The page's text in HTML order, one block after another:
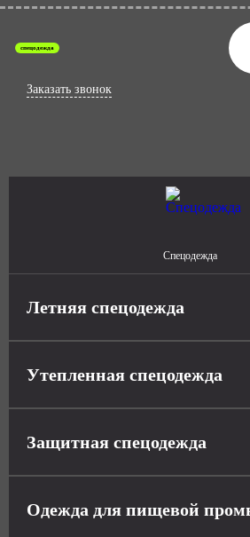
спецодежда
Заказать звонок
Спецодежда
Летняя спецодежда
Утепленная спецодежда
Защитная спецодежда
Одежда для пищевой